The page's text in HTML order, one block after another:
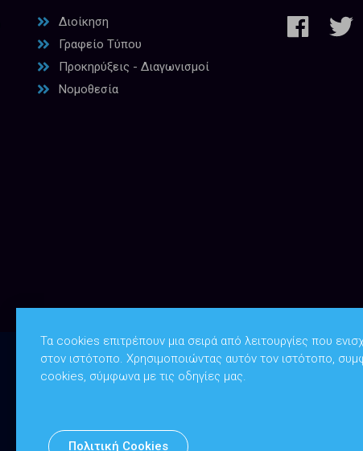
Διοίκηση
Γραφείο Τύπου
Προκηρύξεις - Διαγωνισμοί
Νομοθεσία
Copyright © 2026Υπουργείο Ψηφιακής
Τα cookies επιτρέπουν μια σειρά από λειτουργίες που
στον ιστότοπο. Χρησιμοποιώντας αυτόν τον ιστότοπο,
cookies, σύμφωνα με τις οδηγίες μας.
Πολιτική Cookies